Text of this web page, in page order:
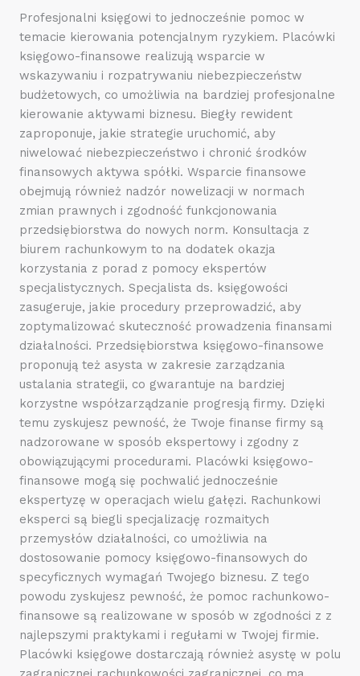
Profesjonalni księgowi to jednocześnie pomoc w
temacie kierowania potencjalnym ryzykiem. Placówki
księgowo-finansowe realizują wsparcie w
wskazywaniu i rozpatrywaniu niebezpieczeństw
budżetowych, co umożliwia na bardziej profesjonalne
kierowanie aktywami biznesu. Biegły rewident
zaproponuje, jakie strategie uruchomić, aby
niwelować niebezpieczeństwo i chronić środków
finansowych aktywa spółki. Wsparcie finansowe
obejmują również nadzór nowelizacji w normach
zmian prawnych i zgodność funkcjonowania
przedsiębiorstwa do nowych norm. Konsultacja z
biurem rachunkowym to na dodatek okazja
korzystania z porad z pomocy ekspertów
specjalistycznych. Specjalista ds. księgowości
zasugeruje, jakie procedury przeprowadzić, aby
zoptymalizować skuteczność prowadzenia finansami
działalności. Przedsiębiorstwa księgowo-finansowe
proponują też asysta w zakresie zarządzania
ustalania strategii, co gwarantuje na bardziej
korzystne współzarządzanie progresją firmy. Dzięki
temu zyskujesz pewność, że Twoje finanse firmy są
nadzorowane w sposób ekspertowy i zgodny z
obowiązującymi procedurami. Placówki księgowo-
finansowe mogą się pochwalić jednocześnie
ekspertyzę w operacjach wielu gałęzi. Rachunkowi
eksperci są biegli specjalizację rozmaitych
przemysłów działalności, co umożliwia na
dostosowanie pomocy księgowo-finansowych do
specyficznych wymagań Twojego biznesu. Z tego
powodu zyskujesz pewność, że pomoc rachunkowo-
finansowe są realizowane w sposób w zgodności z z
najlepszymi praktykami i regułami w Twojej firmie.
Placówki księgowe dostarczają również asystę w polu